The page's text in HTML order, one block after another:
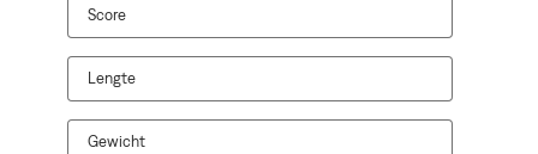
Score
Lengte
Gewicht